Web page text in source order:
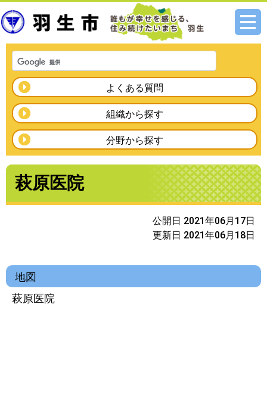
メニ
よくある質問
組織から探す
分野から探す
萩原医院
公開日 2021年06月17日
更新日 2021年06月18日
地図
萩原医院